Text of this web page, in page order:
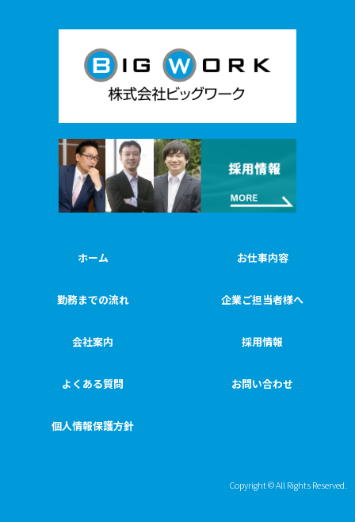
ホーム お仕事内容
勤務までの流れ 企業ご担当者様へ
会社案内 採用情報
よくある質問 お問い合わせ
個人情報保護方針
Copyright © All Rights Reserved.